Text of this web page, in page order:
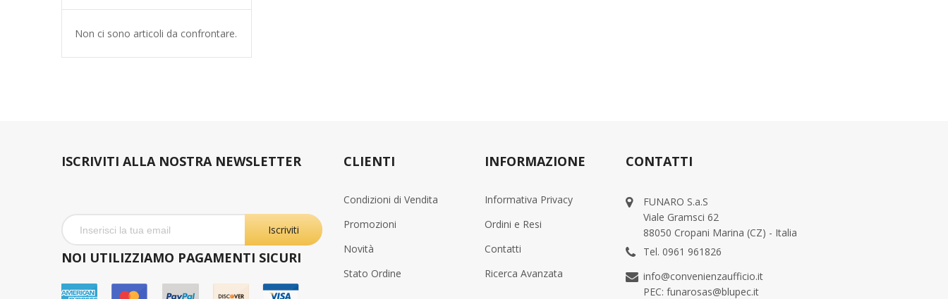
Non ci sono articoli da confrontare.
ISCRIVITI ALLA NOSTRA NEWSLETTER
Iscriviti
NOI UTILIZZIAMO PAGAMENTI SICURI
CLIENTI
Condizioni di Vendita
Promozioni
Novità
Stato Ordine
INFORMAZIONE
Informativa Privacy
Ordini e Resi
Contatti
Ricerca Avanzata
CONTATTI
FUNARO S.a.S
Viale Gramsci 62
88050 Cropani Marina (CZ) - Italia
Tel. 0961 961826
info@convenienzaufficio.it
PEC: funarosas@blupec.it